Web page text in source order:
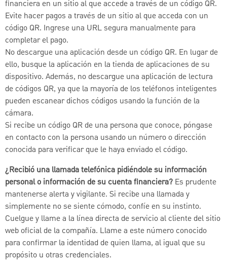
financiera en un sitio al que accede a través de un código QR.
Evite hacer pagos a través de un sitio al que acceda con un
código QR. Ingrese una URL segura manualmente para
completar el pago.
No descargue una aplicación desde un código QR. En lugar de
ello, busque la aplicación en la tienda de aplicaciones de su
dispositivo. Además, no descargue una aplicación de lectura
de códigos QR, ya que la mayoría de los teléfonos inteligentes
pueden escanear dichos códigos usando la función de la
cámara.
Si recibe un código QR de una persona que conoce, póngase
en contacto con la persona usando un número o dirección
conocida para verificar que le haya enviado el código.
¿Recibió una llamada telefónica pidiéndole su información
personal o información de su cuenta financiera? Es prudente
mantenerse alerta y vigilante. Si recibe una llamada y
simplemente no se siente cómodo, confíe en su instinto.
Cuelgue y llame a la línea directa de servicio al cliente del sitio
web oficial de la compañía. Llame a este número conocido
para confirmar la identidad de quien llama, al igual que su
propósito u otras credenciales.